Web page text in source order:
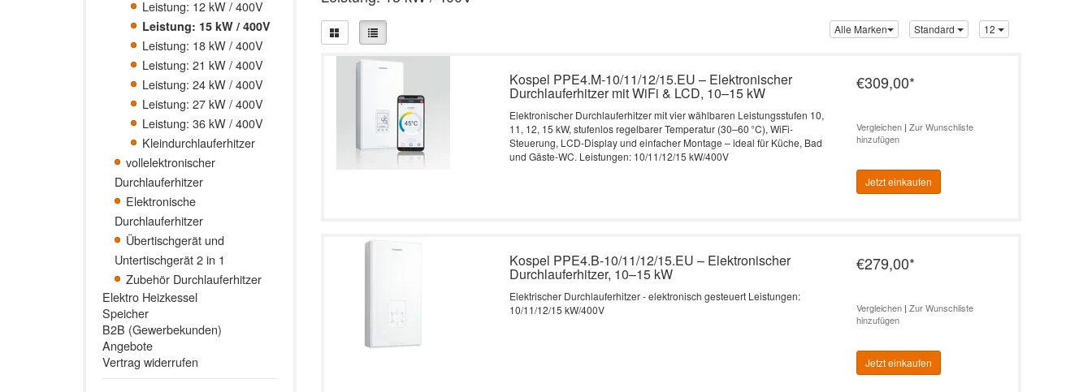
Leistung: 12 kW / 400V
Leistung: 15 kW / 400V
Leistung: 18 kW / 400V
Leistung: 21 kW / 400V
Leistung: 24 kW / 400V
Leistung: 27 kW / 400V
Leistung: 36 kW / 400V
Kleindurchlauferhitzer
vollelektronischer
Durchlauferhitzer
Elektronische
Durchlauferhitzer
Übertischgerät und
Untertischgerät 2 in 1
Zubehör Durchlauferhitzer
Elektro Heizkessel
Speicher
B2B (Gewerbekunden)
Angebote
Vertrag widerrufen
Alle Marken Standard 12
Kospel PPE4.M-10/11/12/15.EU – Elektronischer
Durchlauferhitzer mit WiFi & LCD, 10–15 kW
Elektronischer Durchlauferhitzer mit vier wählbaren Leistungsstufen 10,
11, 12, 15 kW, stufenlos regelbarer Temperatur (30–60 °C), WiFi-
Steuerung, LCD-Display und einfacher Montage – ideal für Küche, Bad
und Gäste-WC. Leistungen: 10/11/12/15 kW/400V
€309,00*
Vergleichen |Zur Wunschliste
hinzufügen
Jetzt einkaufen
Kospel PPE4.B-10/11/12/15.EU – Elektronischer
Durchlauferhitzer, 10–15 kW
Elektrischer Durchlauferhitzer - elektronisch gesteuert Leistungen:
10/11/12/15 kW/400V
€279,00*
Vergleichen |Zur Wunschliste
hinzufügen
Jetzt einkaufen